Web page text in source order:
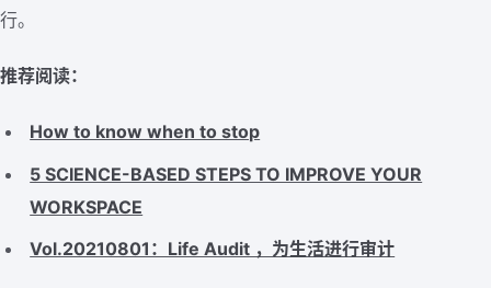
行。
推荐阅读：
How to know when to stop
5 SCIENCE-BASED STEPS TO IMPROVE YOUR
WORKSPACE
Vol.20210801：Life Audit ，为生活进行审计